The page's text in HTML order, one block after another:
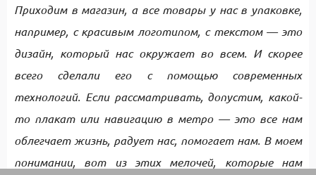
Приходим в магазин, а все товары у нас в упаковке,
например, с красивым логотипом, с текстом — это
дизайн, который нас окружает во всем. И скорее
всего сделали его с помощью современных
технологий. Если рассматривать, допустим, какой-
то плакат или навигацию в метро — это все нам
облегчает жизнь, радует нас, помогает нам. В моем
понимании, вот из этих мелочей, которые нам